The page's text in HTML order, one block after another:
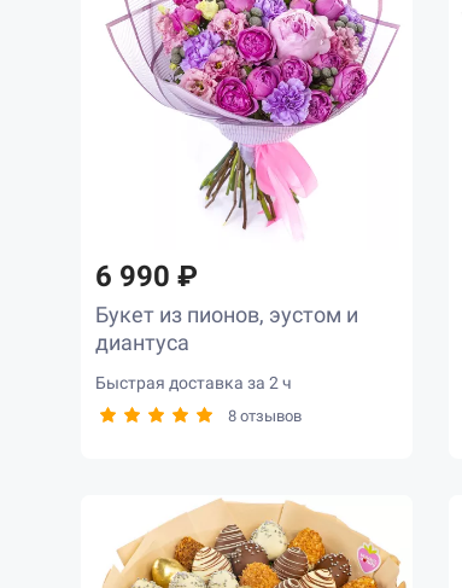
6 990 ₽
Букет из пионов, эустом и
диантуса
Быстрая доставка за 2 ч
8 отзывов